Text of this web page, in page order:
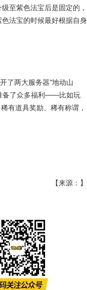
至紫色法宝后是固定的，
法宝的时候最好根据自身
了两大服务器“地动山
备了众多福利——比如玩
有道具奖励、稀有称谓，
【来源：】